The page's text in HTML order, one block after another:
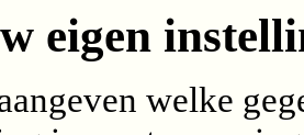
eigen
welke